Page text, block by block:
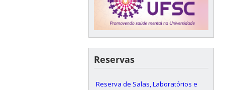
Reservas
Reserva de Salas, Laboratórios e